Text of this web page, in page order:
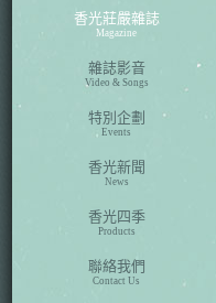
香光莊嚴雜誌
Magazine
雜誌影音
Video & Songs
特別企劃
Events
香光新聞
News
香光四季
Products
聯絡我們
Contact Us